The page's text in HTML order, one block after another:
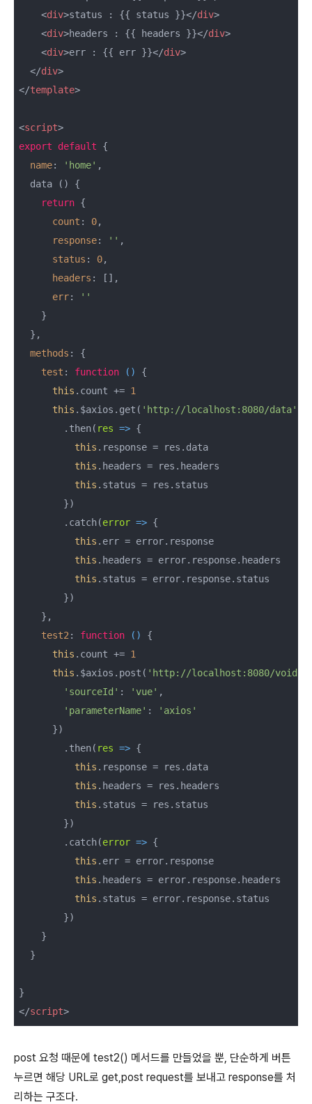
<div>status : {{ status }}</div>
<div>headers : {{ headers }}</div>
<div>err : {{ err }}</div>
</div>
</template>
<script>
export
default {
name: 'home' ,
  data () {
return {
count : 0,
response: '' ,
status : 0,
headers : [],
err:
''
    }
  },
methods : {
test : function ( ) {
this .count += 1
this .$axios.get( 'http://localhost:8080/data'
        .then(
res => {
this .response = res.data
this .headers = res.headers
this .status = res.status
        })
        .catch(
error => {
this .err = error.response
this .headers = error.response.headers
this .status = error.response.status
        })
    },
test2 : function ( ) {
this .count += 1
this .$axios.post( 'http://localhost:8080/void-
'sourceId' : 'vue' ,
'parameterName' :
'axios'
      })
        .then(
res => {
this .response = res.data
this .headers = res.headers
this .status = res.status
        })
        .catch(
error => {
this .err = error.response
this .headers = error.response.headers
this .status = error.response.status
        })
    }
  }
</script>
post 요청 때문에 test2() 메서드를 만들었을 뿐, 단순하게 버튼
누르면 해당 URL로 get,post request를 보내고 response를 처
리하는 구조다.